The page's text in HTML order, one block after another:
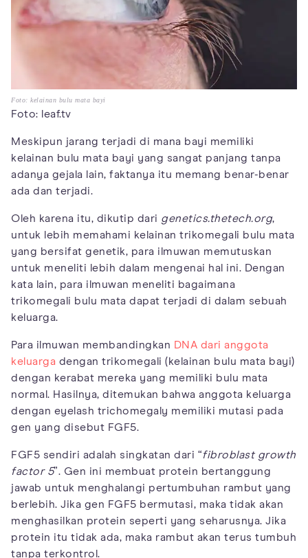
Foto: kelainan bulu mata bayi
Foto: leaf.tv
Meskipun jarang terjadi di mana bayi memiliki
kelainan bulu mata bayi yang sangat panjang tanpa
adanya gejala lain, faktanya itu memang benar-benar
ada dan terjadi.
Oleh karena itu, dikutip dari genetics.thetech.org,
untuk lebih memahami kelainan trikomegali bulu mata
yang bersifat genetik, para ilmuwan memutuskan
untuk meneliti lebih dalam mengenai hal ini. Dengan
kata lain, para ilmuwan meneliti bagaimana
trikomegali bulu mata dapat terjadi di dalam sebuah
keluarga.
Para ilmuwan membandingkan DNA dari anggota
keluarga dengan trikomegali (kelainan bulu mata bayi)
dengan kerabat mereka yang memiliki bulu mata
normal. Hasilnya, ditemukan bahwa anggota keluarga
dengan eyelash trichomegaly memiliki mutasi pada
gen yang disebut FGF5.
FGF5 sendiri adalah singkatan dari “fibroblast growth
factor 5”. Gen ini membuat protein bertanggung
jawab untuk menghalangi pertumbuhan rambut yang
berlebih. Jika gen FGF5 bermutasi, maka tidak akan
menghasilkan protein seperti yang seharusnya. Jika
protein itu tidak ada, maka rambut akan terus tumbuh
tanpa terkontrol.